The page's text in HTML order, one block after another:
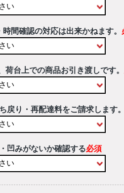
間確認の対応は出来かねます。
荷台上での商品お引き渡しです。
戻り・再配達料をご請求します。
凹みがないか確認する必須